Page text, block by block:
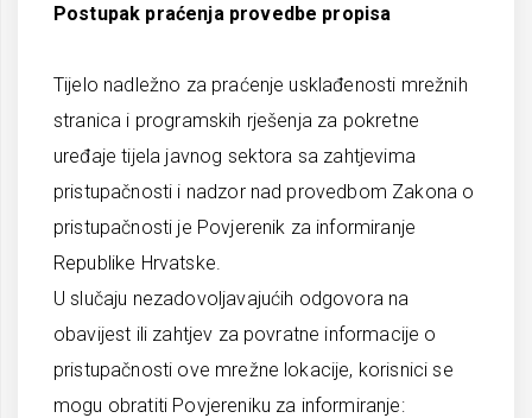
Postupak praćenja provedbe propisa
Tijelo nadležno za praćenje usklađenosti mrežnih
stranica i programskih rješenja za pokretne
uređaje tijela javnog sektora sa zahtjevima
pristupačnosti i nadzor nad provedbom Zakona o
pristupačnosti je Povjerenik za informiranje
Republike Hrvatske.
U slučaju nezadovoljavajućih odgovora na
obavijest ili zahtjev za povratne informacije o
pristupačnosti ove mrežne lokacije, korisnici se
mogu obratiti Povjereniku za informiranje: